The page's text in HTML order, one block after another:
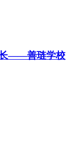
长——善琏学校